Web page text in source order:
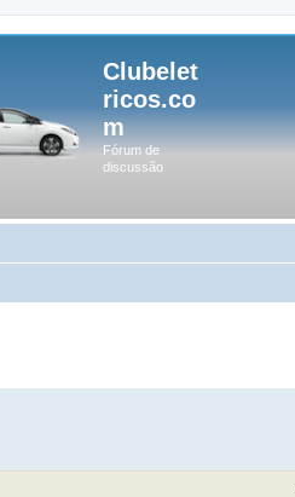
Clubelet
ricos.co
m
Fórum de
discussão